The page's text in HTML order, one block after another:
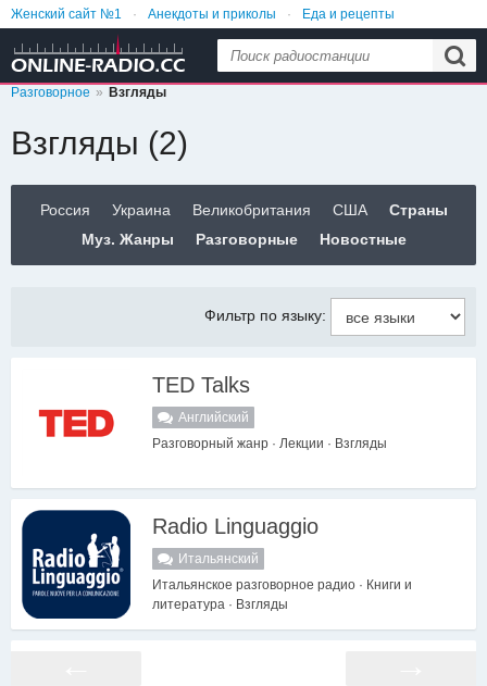
Женский сайт №1 Анекдоты и приколы
Еда и рецепты
Интересные видео
Идеи для дома Лайфхаки
Разговорное Взгляды
Взгляды (2)
Россия Украина Великобритания США
Страны
Муз. Жанры
Разговорные Новостные
Фильтр по языку:
TED Talks
Английский
Разговорный жанр · Лекции · Взгляды
Radio Linguaggio
Итальянский
Итальянское разговорное радио · Книги и
литература · Взгляды